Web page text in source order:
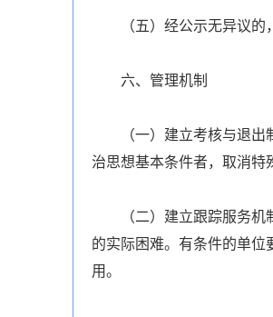
（五）经公示无异议
六、管理机制
（一）建立考核与退
治思想基本条件者，取消特
（二）建立跟踪服务
的实际困难。有条件的单位
用。